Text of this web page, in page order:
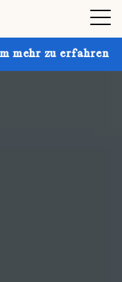
Hol dir bis zu 30